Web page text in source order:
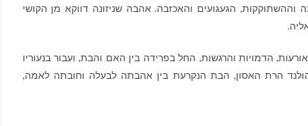
הגעגועים והאכזבה. אהבה שניזונה דווקא מן הקושי
הדמויות והרגשות, החל בפרידה בין האם והבת, ועבור בנעוריו
הרת האסון, הבת הנקרעת בין אהבתה לבעלה וחובתה לאמה,